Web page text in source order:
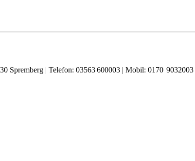
Spremberg | Telefon: 03563 600003 | Mobil: 0170 9032003